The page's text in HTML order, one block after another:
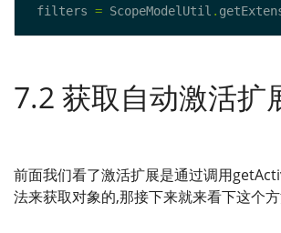
filters = ScopeModelUtil .
7.2 获取自动激活扩
前面我们看了激活扩展是通过调用
法来获取对象的,那接下来就来看下这个